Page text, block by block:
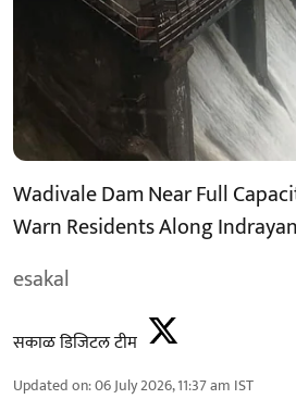
Wadivale Dam Near Full
Warn Residents Along
esakal
सकाळ डिजिटल टीम
Updated on:06 July 2026, 11:37 am IST